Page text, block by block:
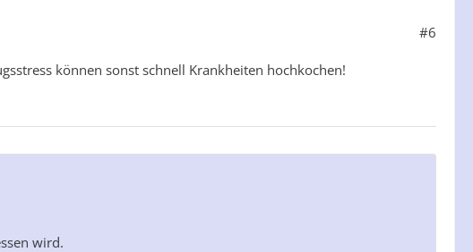
#6
können sonst schnell Krankheiten hochkochen!
wird.